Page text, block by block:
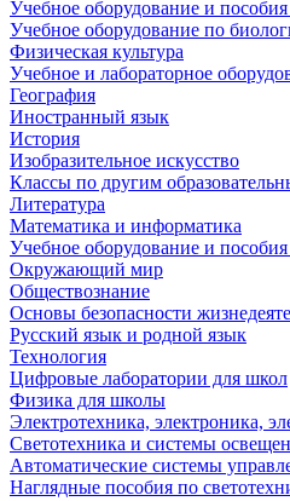
Учебное оборудование и
Учебное оборудование по
Физическая культура
Учебное и лабораторное
География
Иностранный язык
История
Изобразительное искусство
Классы по другим
Литература
Математика и информатика
Учебное оборудование и
Окружающий мир
Обществознание
Основы безопасности
Русский язык и родной язык
Технология
Цифровые лаборатории для школ
Физика для школы
Электротехника, электроника,
Светотехника и системы
Автоматические системы
Наглядные пособия по